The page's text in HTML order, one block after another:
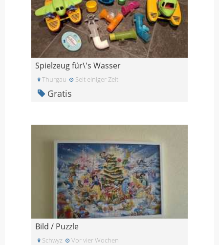
Spielzeug für\'s Wasser
Thurgau Seit einiger Zeit
Gratis
Bild / Puzzle
Schwyz Vor vier Wochen